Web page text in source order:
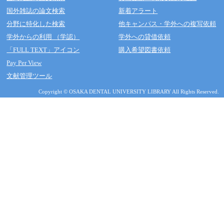
国外雑誌の論文検索
分野に特化した検索
学外からの利用 （学認）
「FULL TEXT」アイコン
Pay Per View
文献管理ツール
新着アラート
他キャンパス・学外への複写依頼
学外への貸借依頼
購入希望図書依頼
Copyright © OSAKA DENTAL UNIVERSITY LIBRARY All Rights Reserved.